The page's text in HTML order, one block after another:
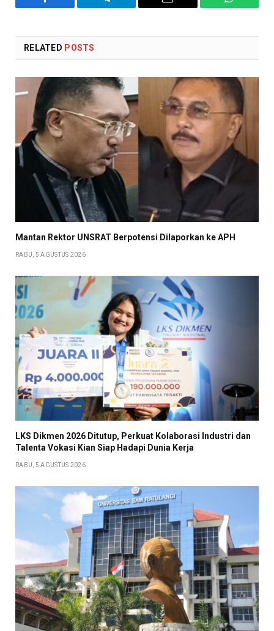
Facebook Telegram Email
RELATED POSTS
Mantan Rektor UNSRAT Berpotensi Dilaporkan ke APH
RABU, 5 AGUSTUS 2026
LKS Dikmen 2026 Ditutup, Perkuat Kolaborasi Industri dan
Talenta Vokasi Kian Siap Hadapi Dunia Kerja
RABU, 5 AGUSTUS 2026